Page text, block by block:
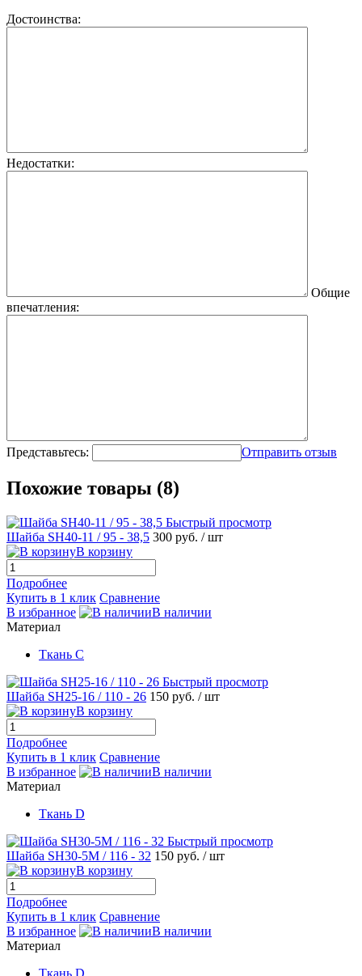
Достоинства:
Недостатки:
Общие
впечатления:
Представьтесь: Отправить отзыв
Похожие товары (8)
Быстрый просмотр
Шайба SH40-11 / 95 - 38,5 300 руб. / шт
В корзину
Подробнее
Купить в 1 клик Сравнение
В избранное
В наличии
Материал
Ткань С
Быстрый просмотр
Шайба SH25-16 / 110 - 26 150 руб. / шт
В корзину
Подробнее
Купить в 1 клик Сравнение
В избранное
В наличии
Материал
Ткань D
Быстрый просмотр
Шайба SH30-5М / 116 - 32 150 руб. / шт
В корзину
Подробнее
Купить в 1 клик Сравнение
В избранное
В наличии
Материал
Ткань D